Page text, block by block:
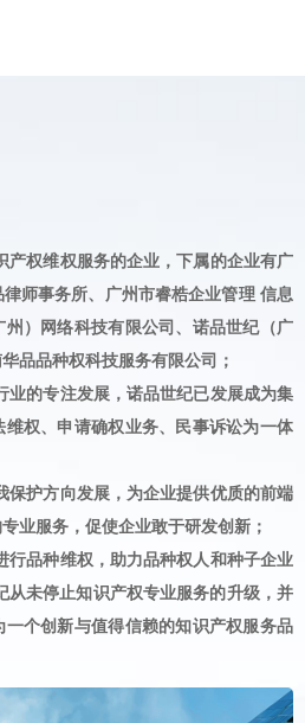
权维权服务的企业，下属的企业有广
师事务所、广州市睿梏企业管理 信息
）网络科技有限公司、诺品世纪（广
品品种权科技服务有限公司；
的专注发展，诺品世纪已发展成为集
权、申请确权业务、民事诉讼为一体
护方向发展，为企业提供优质的前端
业服务，促使企业敢于研发创新；
品种维权，助力品种权人和种子企业
从未停止知识产权专业服务的升级，并
个创新与值得信赖的知识产权服务品